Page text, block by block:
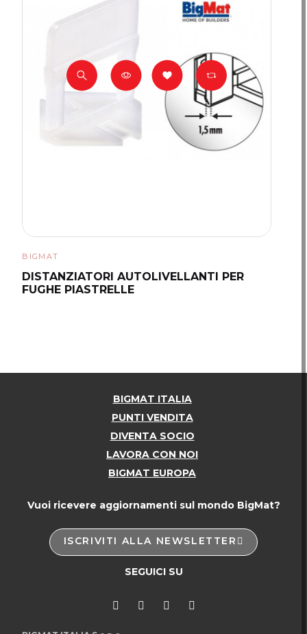
BIGMAT
DISTANZIATORI AUTOLIVELLANTI PER
FUGHE PIASTRELLE
BIGMAT ITALIA
PUNTI VENDITA
DIVENTA SOCIO
LAVORA CON NOI
BIGMAT EUROPA
Vuoi ricevere aggiornamenti sul mondo BigMat?
ISCRIVITI ALLA NEWSLETTER
SEGUICI SU